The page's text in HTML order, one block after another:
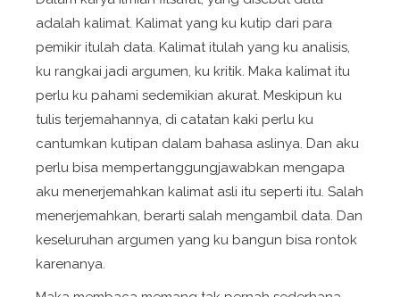
adalah kalimat. Kalimat yang ku kutip dari para
pemikir itulah data. Kalimat itulah yang ku analisis,
ku rangkai jadi argumen, ku kritik. Maka kalimat itu
perlu ku pahami sedemikian akurat. Meskipun ku
tulis terjemahannya, di catatan kaki perlu ku
cantumkan kutipan dalam bahasa aslinya. Dan aku
perlu bisa mempertanggungjawabkan mengapa
aku menerjemahkan kalimat asli itu seperti itu. Salah
menerjemahkan, berarti salah mengambil data. Dan
keseluruhan argumen yang ku bangun bisa rontok
karenanya.